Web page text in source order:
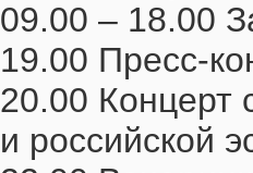
09.00 – 18.00
19.00 Пресс-
20.00 Концерт
и российской